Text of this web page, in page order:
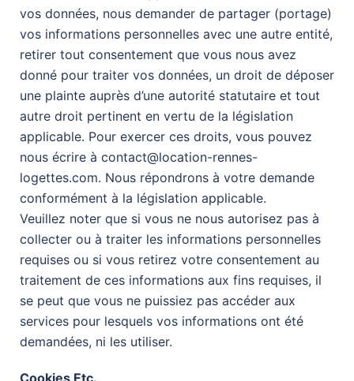
vos données, nous demander de partager (portage)
vos informations personnelles avec une autre entité,
retirer tout consentement que vous nous avez
donné pour traiter vos données, un droit de déposer
une plainte auprès d’une autorité statutaire et tout
autre droit pertinent en vertu de la législation
applicable. Pour exercer ces droits, vous pouvez
nous écrire à contact@location-rennes-
logettes.com. Nous répondrons à votre demande
conformément à la législation applicable.
Veuillez noter que si vous ne nous autorisez pas à
collecter ou à traiter les informations personnelles
requises ou si vous retirez votre consentement au
traitement de ces informations aux fins requises, il
se peut que vous ne puissiez pas accéder aux
services pour lesquels vos informations ont été
demandées, ni les utiliser.